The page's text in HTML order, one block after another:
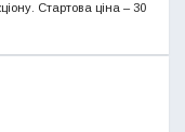
Стартова ціна – 30